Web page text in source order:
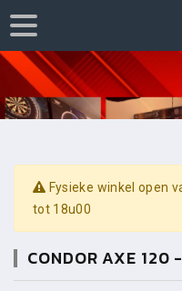
Fysieke winkel open
tot 18u00
CONDOR AXE 120